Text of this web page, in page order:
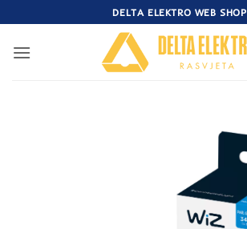
to
content
DELTA ELEKTRO WEB SHOP